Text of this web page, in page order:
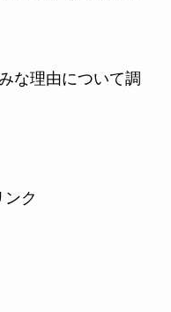
な理由について調
ンク